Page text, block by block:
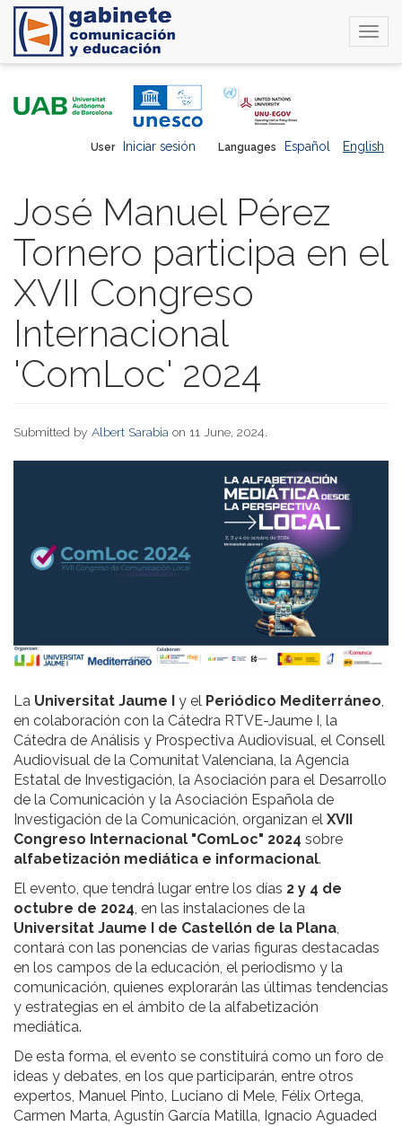
Languages Español English
User Iniciar sesión
José Manuel Pérez
Tornero participa en el
XVII Congreso
Internacional
'ComLoc' 2024
Submitted by Albert Sarabia on 11 June, 2024.
La Universitat Jaume I y el Periódico Mediterráneo,
en colaboración con la Cátedra RTVE-Jaume I, la
Cátedra de Análisis y Prospectiva Audiovisual, el Consell
Audiovisual de la Comunitat Valenciana, la Agencia
Estatal de Investigación, la Asociación para el Desarrollo
de la Comunicación y la Asociación Española de
Investigación de la Comunicación, organizan el XVII
Congreso Internacional "ComLoc" 2024 sobre
alfabetización mediática e informacional.
El evento, que tendrá lugar entre los días 2 y 4 de
octubre de 2024, en las instalaciones de la
Universitat Jaume I de Castellón de la Plana,
contará con las ponencias de varias figuras destacadas
en los campos de la educación, el periodismo y la
comunicación, quienes explorarán las últimas tendencias
y estrategias en el ámbito de la alfabetización
mediática.
De esta forma, el evento se constituirá como un foro de
ideas y debates, en los que participarán, entre otros
expertos, Manuel Pinto, Luciano di Mele, Félix Ortega,
Carmen Marta, Agustín García Matilla, Ignacio Aguaded